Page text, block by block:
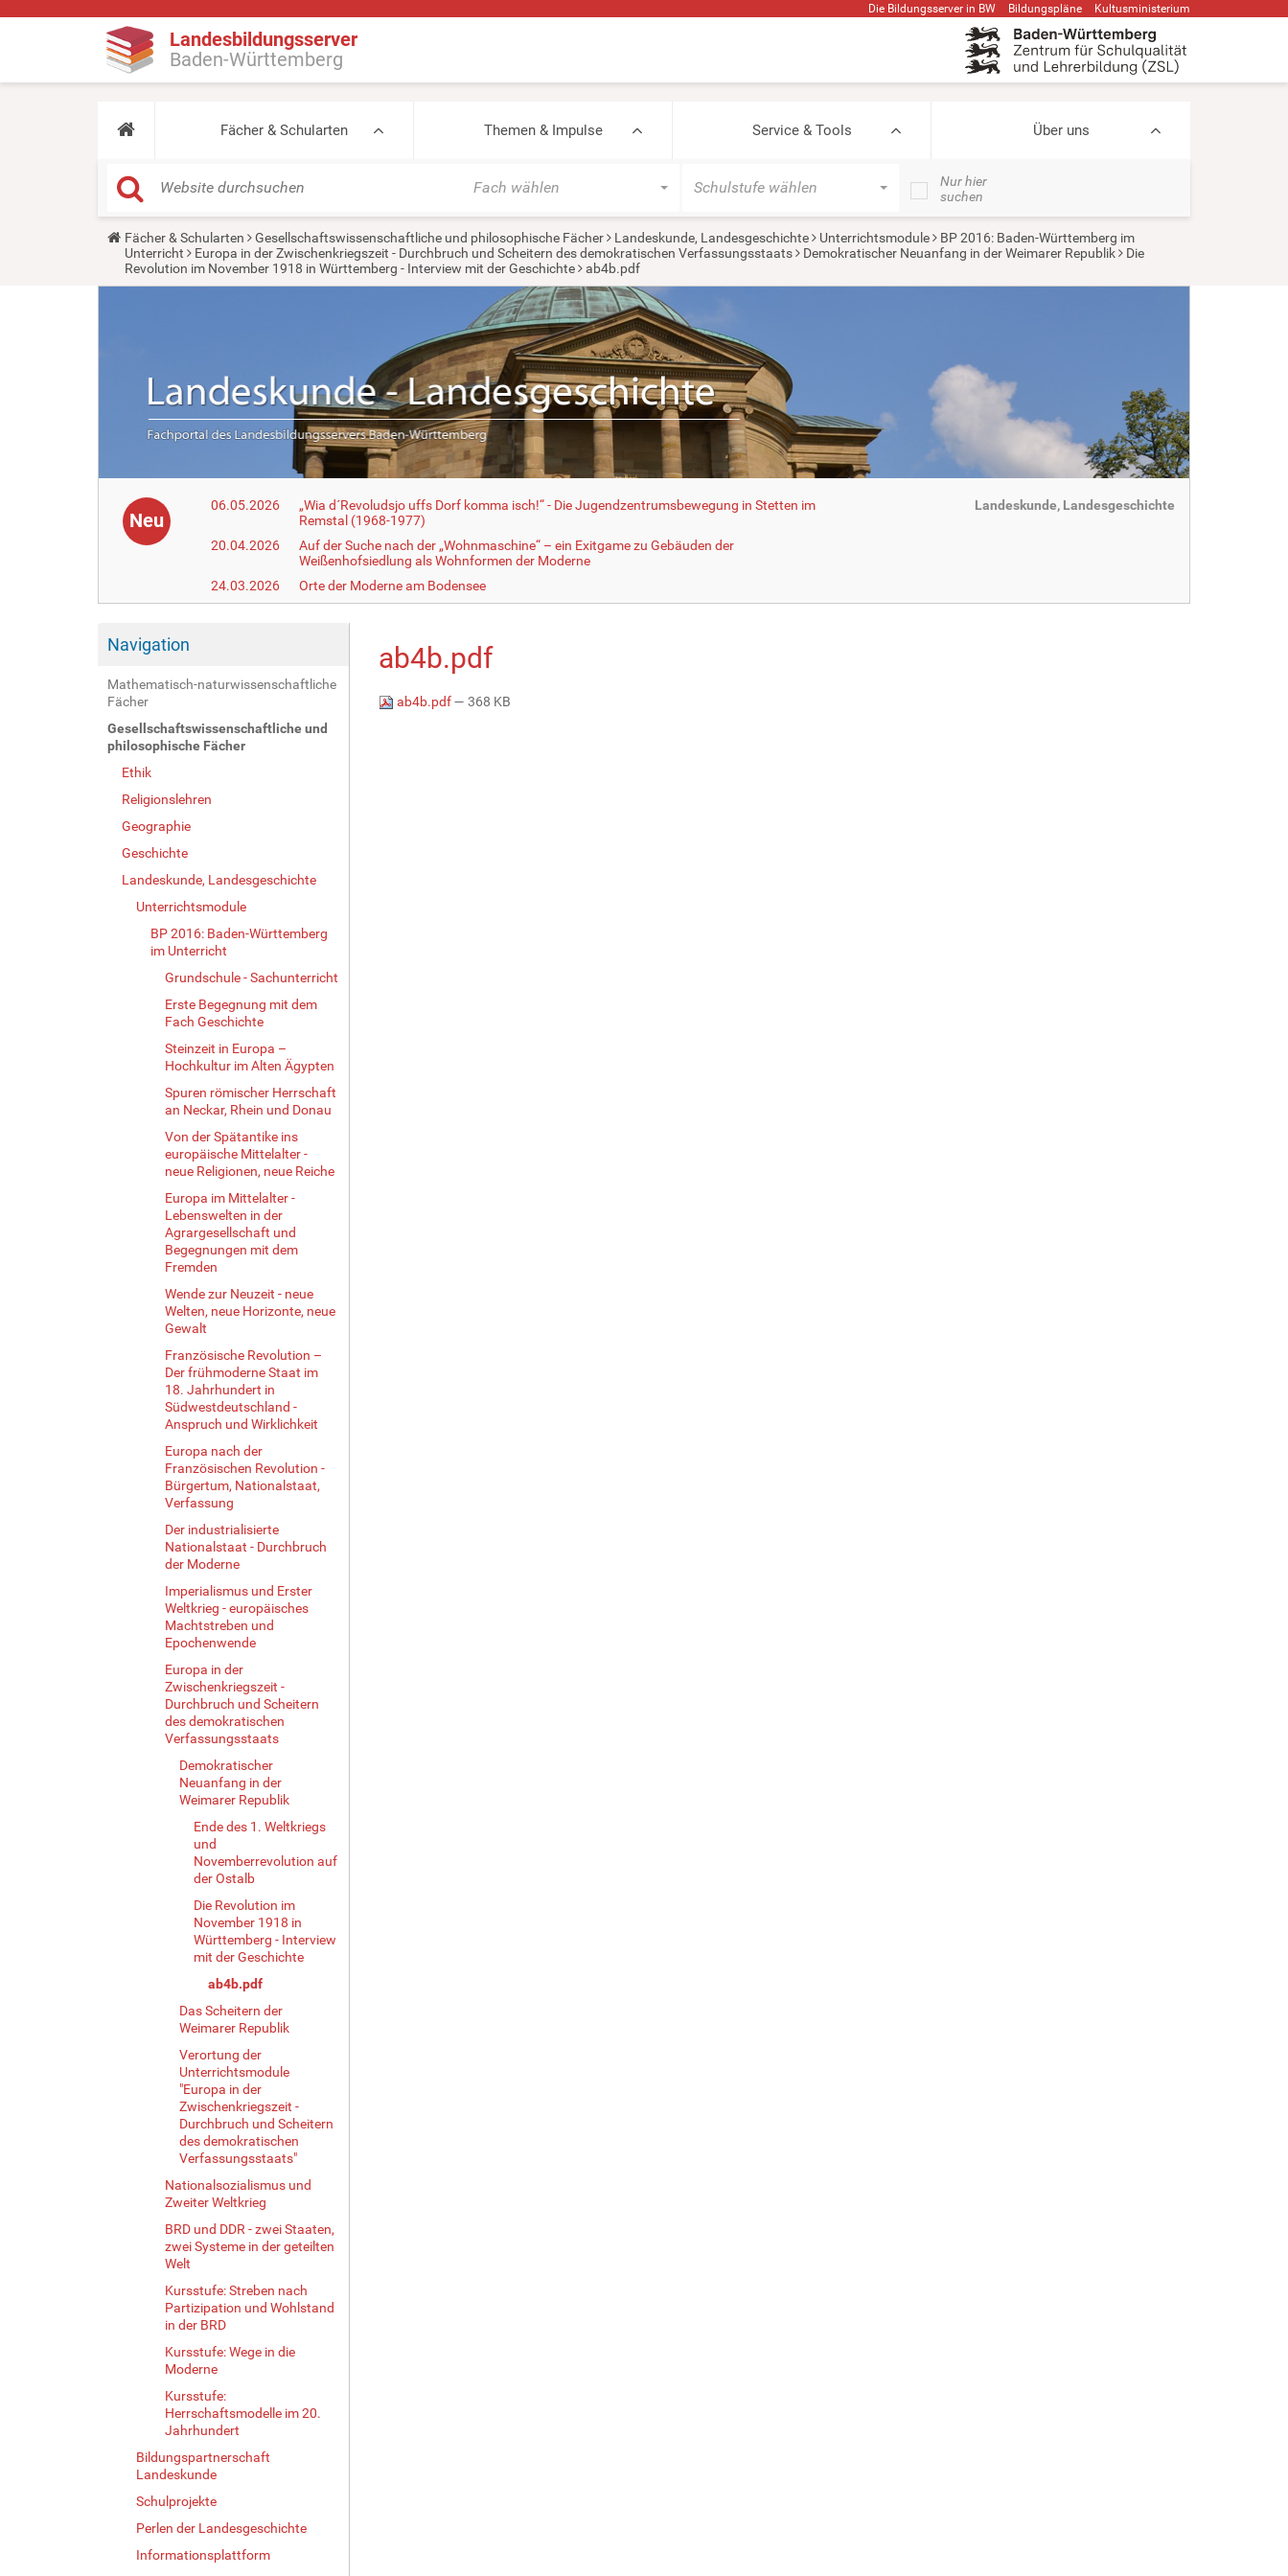
Die Bildungsserver in BW Bildungspläne Kultusministerium
Landesbildungsserver
Baden-Württemberg
Fächer & Schularten Themen & Impulse Service & Tools Über uns
Fach wählen Schulstufe wählen
Nur hier
suchen
Y
a
Fächer & Schularten Gesellschaftswissenschaftliche und philosophische Fächer Landeskunde, Landesgeschichte Unterrichtsmodule
BP 2016: Baden-Württemberg im
Unterricht
Europa in der Zwischenkriegszeit - Durchbruch und Scheitern des demokratischen Verfassungsstaats Demokratischer Neuanfang in der Weimarer Republik
Die
Revolution im November 1918 in Württemberg - Interview mit der Geschichte
ab4b.pdf
Neu
06.05.2026
„Wia d´Revoludsjo uffs Dorf komma isch!“ - Die Jugendzentrumsbewegung in Stetten im
Remstal (1968-1977)
20.04.2026
Auf der Suche nach der „Wohnmaschine“ – ein Exitgame zu Gebäuden der
Weißenhofsiedlung als Wohnformen der Moderne
24.03.2026
Orte der Moderne am Bodensee
Landeskunde, Landesgeschichte
Navigation
Mathematisch-naturwissenschaftliche
Fächer
Gesellschaftswissenschaftliche und
philosophische Fächer
Ethik
Religionslehren
Geographie
Geschichte
Landeskunde, Landesgeschichte
Unterrichtsmodule
BP 2016: Baden-Württemberg
im Unterricht
Grundschule - Sachunterricht
Erste Begegnung mit dem
Fach Geschichte
Steinzeit in Europa –
Hochkultur im Alten Ägypten
Spuren römischer Herrschaft
an Neckar, Rhein und Donau
Von der Spätantike ins
europäische Mittelalter -
neue Religionen, neue Reiche
Europa im Mittelalter -
Lebenswelten in der
Agrargesellschaft und
Begegnungen mit dem
Fremden
Wende zur Neuzeit - neue
Welten, neue Horizonte, neue
Gewalt
Französische Revolution –
Der frühmoderne Staat im
18. Jahrhundert in
Südwestdeutschland -
Anspruch und Wirklichkeit
Europa nach der
Französischen Revolution -
Bürgertum, Nationalstaat,
Verfassung
Der industrialisierte
Nationalstaat - Durchbruch
der Moderne
Imperialismus und Erster
Weltkrieg - europäisches
Machtstreben und
Epochenwende
Europa in der
Zwischenkriegszeit -
Durchbruch und Scheitern
des demokratischen
Verfassungsstaats
Demokratischer
Neuanfang in der
Weimarer Republik
Ende des 1. Weltkriegs
und
Novemberrevolution auf
der Ostalb
Die Revolution im
November 1918 in
Württemberg - Interview
mit der Geschichte
ab4b.pdf
Das Scheitern der
Weimarer Republik
Verortung der
Unterrichtsmodule
"Europa in der
Zwischenkriegszeit -
Durchbruch und Scheitern
des demokratischen
Verfassungsstaats"
Nationalsozialismus und
Zweiter Weltkrieg
BRD und DDR - zwei Staaten,
zwei Systeme in der geteilten
Welt
Kursstufe: Streben nach
Partizipation und Wohlstand
in der BRD
Kursstufe: Wege in die
Moderne
Kursstufe:
Herrschaftsmodelle im 20.
Jahrhundert
Bildungspartnerschaft
Landeskunde
Schulprojekte
Perlen der Landesgeschichte
Informationsplattform
ab4b.pdf
ab4b.pdf— 368 KB